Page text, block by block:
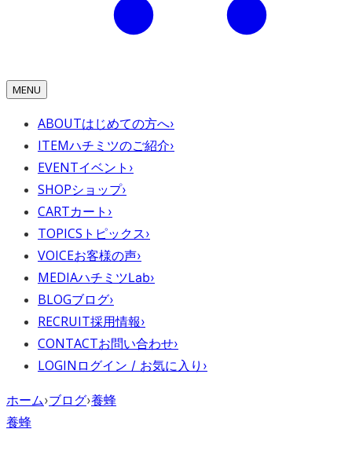
MENU
ABOUTはじめての方へ›
ITEMハチミツのご紹介›
EVENTイベント ›
SHOPショップ›
CARTカート ›
TOPICS トピックス›
VOICEお客様の声›
MEDIAハチミツLab›
BLOGブログ›
RECRUIT採用情報›
CONTACTお問い合わせ›
LOGIN ログイン / お気に入り ›
ホーム›ブログ›養蜂
養蜂